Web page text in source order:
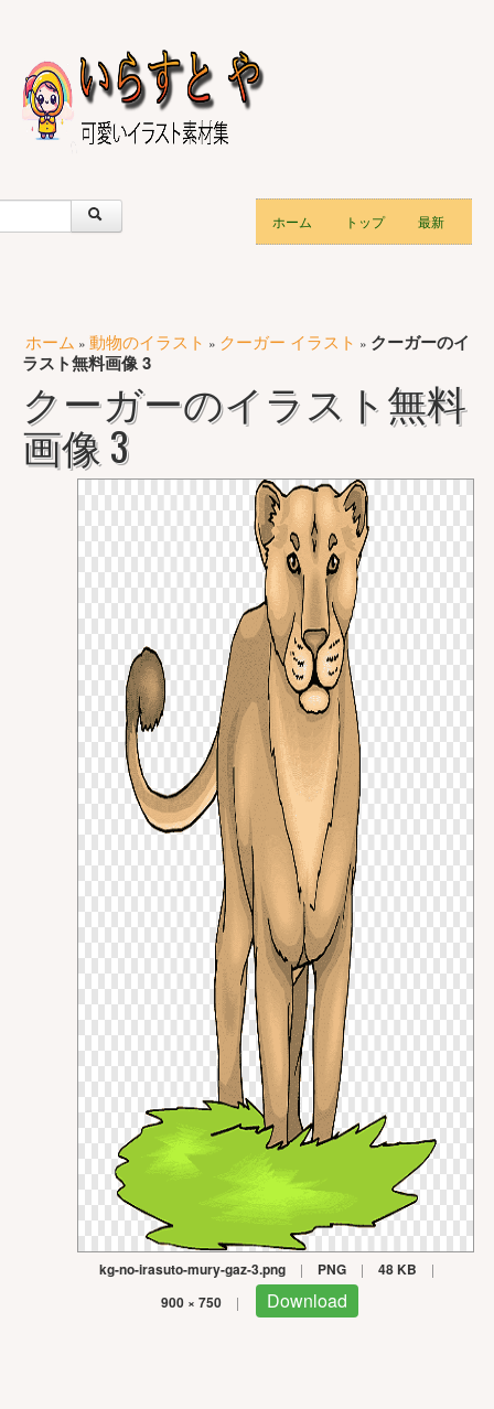
ホーム トップ 最新
ホーム » 動物のイラスト » クーガー イラスト » クーガーのイ
ラスト無料画像 3
クーガーのイラスト無料
画像 3
kg-no-irasuto-mury-gaz-3.png | PNG | 48 KB |
900 × 750 | Download